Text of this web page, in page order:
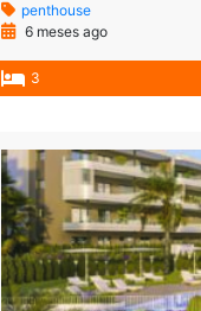
penthouse
6 meses ago
3